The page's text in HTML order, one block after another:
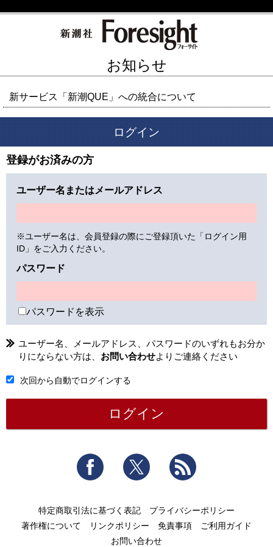
お知らせ
新サービス「新潮QUE」への統合について
ログイン
登録がお済みの方
ユーザー名またはメールアドレス
※ユーザー名は、会員登録の際にご登録頂いた「ログイン用
ID」をご入力ください。
パスワード
パスワードを表示
ユーザー名、メールアドレス、パスワードのいずれもお分か
りにならない方は、 お問い合わせよりご連絡ください
次回から自動でログインする
Facebook Twitter
特定商取引法に基づく表記
プライバシーポリシー
著作権について
リンクポリシー 免責事項
ご利用ガイド
お問い合わせ